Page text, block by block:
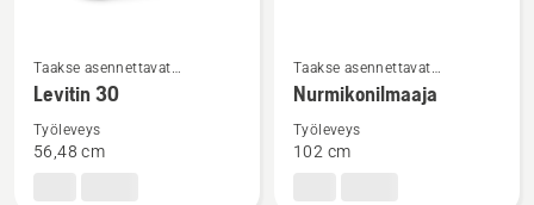
lisätietoja
tuotteesta
Levitin
Taakse asennettavat
lisälaitteet
Levitin 30
Työleveys
56,48 cm
lisätietoja
tuotteesta
Nurmikonilmaaja
Taakse asennettavat
lisälaitteet
Nurmikonilmaaja
Työleveys
102 cm